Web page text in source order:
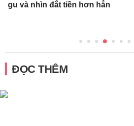
gu và nhìn đắt tiền hơn hẳn
ĐỌC THÊM